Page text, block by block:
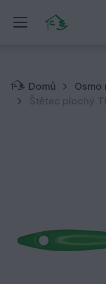
Domů Osmo
Štětec plochý